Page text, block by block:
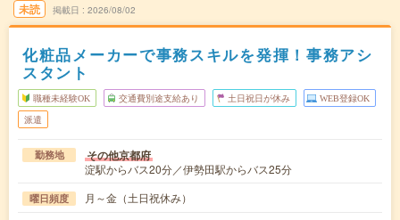
未読 掲載日 2026/08/02
化粧品メーカーで事務スキルを発揮！事務アシ
スタント
職種未経験OK 交通費別途支給あり 土日祝日が休み WEB登録OK
派遣
勤務地 その他京都府
淀駅からバス20分／伊勢田駅からバス25分
曜日頻度
月～金（土日祝休み）